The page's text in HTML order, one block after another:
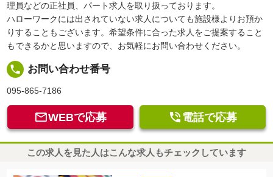
理員などの正社員、パート求人を取り扱っております。
ハローワークには出されていない求人についても施設様よりお預か
りすることもございます。希望条件に合った求人をご提案すること
もできるかと思いますので、お気軽にお問い合わせください。
local_phone お問い合わせ番号
095-865-7186
WEBで応募  電話で応募
この求人を見た人はこんな求人もチェックしています